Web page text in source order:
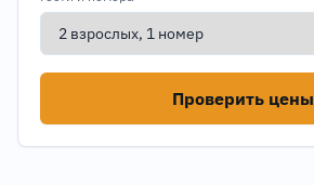
Проверить цены